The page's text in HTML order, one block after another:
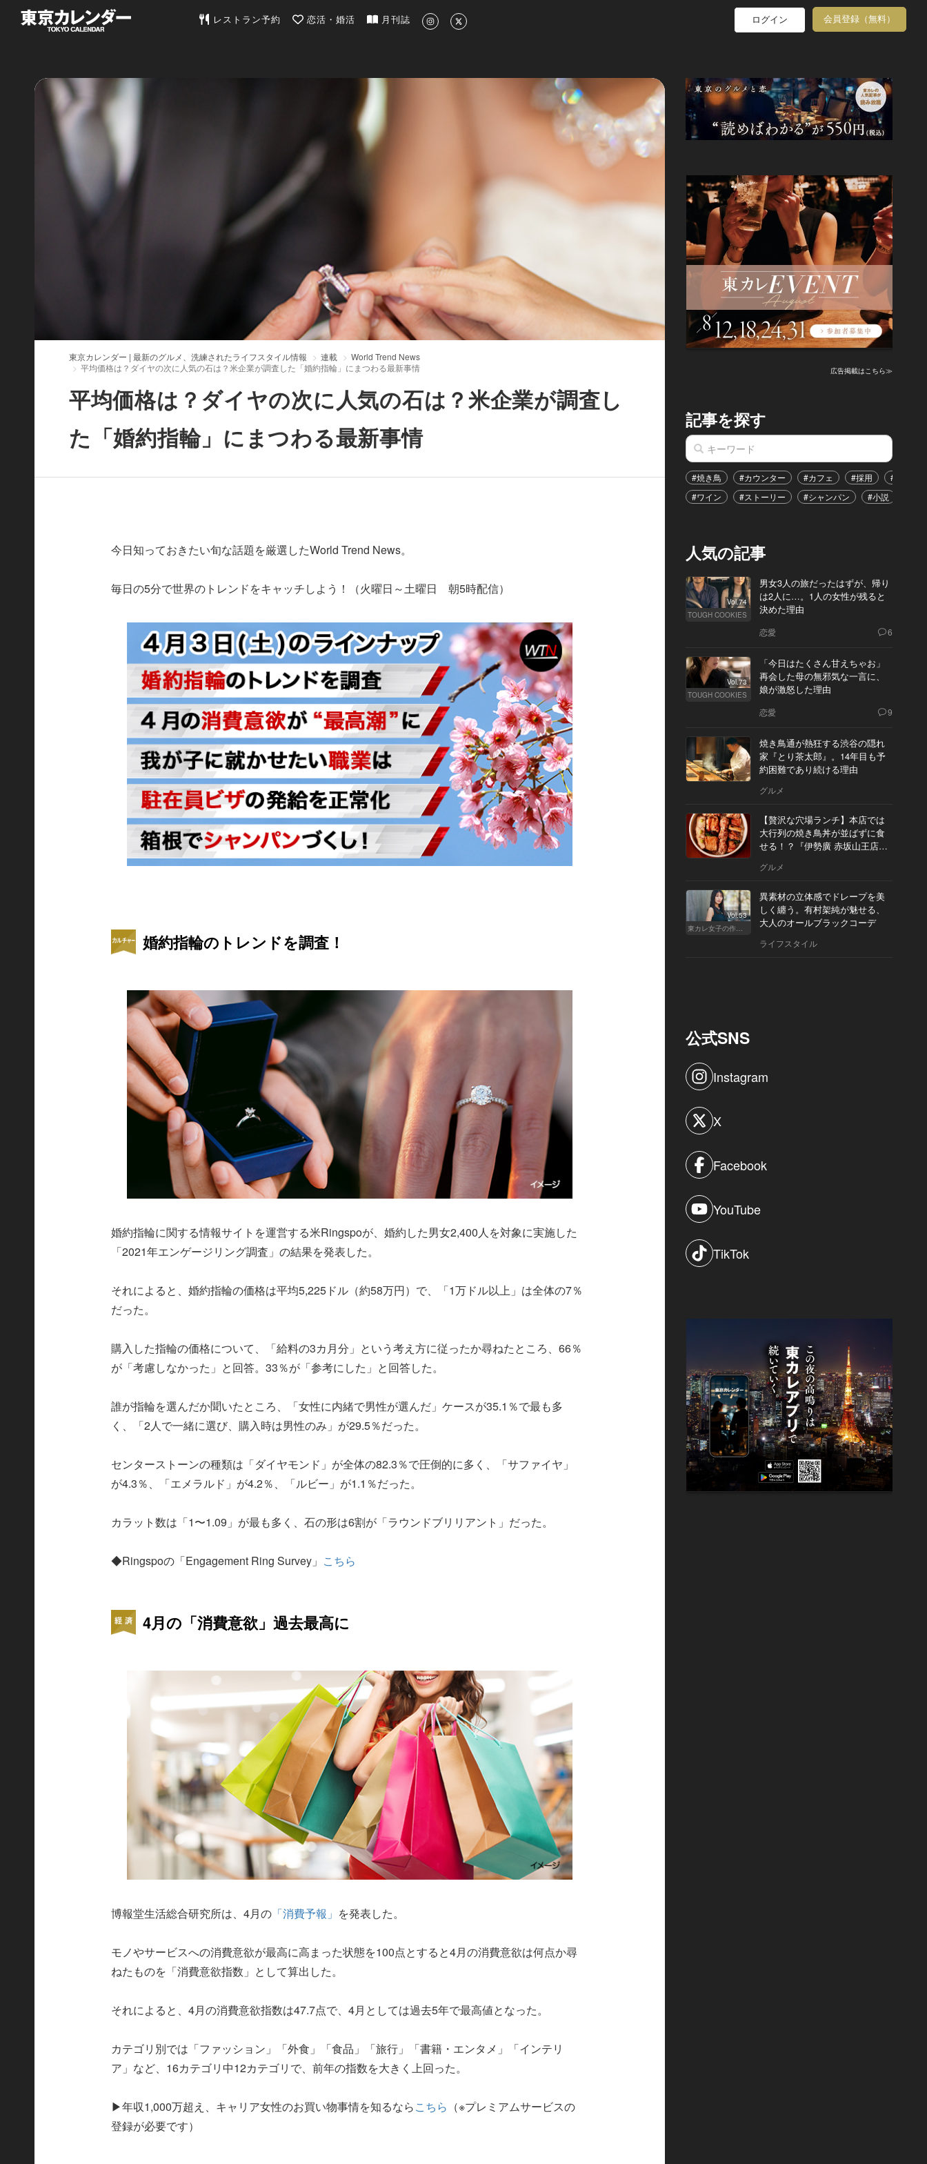
東京カレンダー | 最新のグルメ、洗練されたライフスタイル情報
レストラン予約 恋活・婚活 月刊誌 ログイン 会員登録（無料）
東京カレンダー | 最新のグルメ、洗練されたライフスタイル情報 連載
World Trend News
平均価格は？ダイヤの次に人気の石は？米企業が調査した「婚約指輪」にまつわる最新事情
平均価格は？ダイヤの次に人気の石は？米企業が調査し
た「婚約指輪」にまつわる最新事情
今日知っておきたい旬な話題を厳選したWorld Trend News。
毎日の5分で世界のトレンドをキャッチしよう！（火曜日～土曜日 朝5時配信）
婚約指輪のトレンドを調査！
婚約指輪に関する情報サイトを運営する米Ringspoが、婚約した男女2,400人を対象に実施した
「2021年エンゲージリング調査」の結果を発表した。
それによると、婚約指輪の価格は平均5,225ドル（約58万円）で、「1万ドル以上」は全体の7％
だった。
購入した指輪の価格について、「給料の3カ月分」という考え方に従ったか尋ねたところ、66％
が「考慮しなかった」と回答。33％が「参考にした」と回答した。
誰が指輪を選んだか聞いたところ、「女性に内緒で男性が選んだ」ケースが35.1％で最も多
く、「2人で一緒に選び、購入時は男性のみ」が29.5％だった。
センターストーンの種類は「ダイヤモンド」が全体の82.3％で圧倒的に多く、「サファイヤ」
が4.3％、「エメラルド」が4.2％、「ルビー」が1.1％だった。
カラット数は「1〜1.09」が最も多く、石の形は6割が「ラウンドブリリアント」だった。
◆Ringspoの「Engagement Ring Survey」 こちら
4月の「消費意欲」過去最高に
博報堂生活総合研究所は、4月の 「消費予報」 を発表した。
モノやサービスへの消費意欲が最高に高まった状態を100点とすると4月の消費意欲は何点か尋
ねたものを「消費意欲指数」として算出した。
それによると、4月の消費意欲指数は47.7点で、4月としては過去5年で最高値となった。
カテゴリ別では「ファッション」「外食」「食品」「旅行」「書籍・エンタメ」「インテリ
ア」など、16カテゴリ中12カテゴリで、前年の指数を大きく上回った。
▶年収1,000万超え、キャリア女性のお買い物事情を知るならこちら （※プレミアムサービスの
登録が必要です）
広告掲載はこちら≫
記事を探す
#焼き鳥 #カウンター #カフェ #採用
#恋愛
#ワイン
#ストーリー #シャンパン #小説
人気の記事
Vol.74
TOUGH COOKIES
男女3人の旅だったはずが、帰り
は2人に…。1人の女性が残ると
決めた理由
恋愛 6
Vol.73
TOUGH COOKIES
「今日はたくさん甘えちゃお」
再会した母の無邪気な一言に、
娘が激怒した理由
恋愛 9
焼き鳥通が熱狂する渋谷の隠れ
家『とり茶太郎』。14年目も予
約困難であり続ける理由
グルメ
【贅沢な穴場ランチ】本店では
大行列の焼き鳥丼が並ばずに食
せる！？『伊勢廣 赤坂山王店』
グルメ
Vol.53
東カレ女子の作り方
異素材の立体感でドレープを美
しく纏う。有村架純が魅せる、
大人のオールブラックコーデ
ライフスタイル
公式SNS
Instagram
X
Facebook
YouTube
TikTok